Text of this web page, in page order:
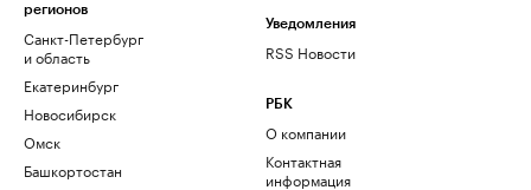
регионов
Санкт-Петербург
и область
Екатеринбург
Новосибирск
Омск
Башкортостан
Уведомления
RSS Новости
РБК
О компании
Контактная
информация